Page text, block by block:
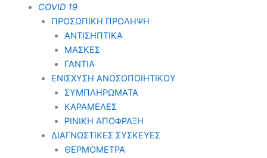
COVID 19
ΠΡΟΣΩΠΙΚΗ ΠΡΟΛΗΨΗ
ΑΝΤΙΣΗΠΤΙΚΑ
ΜΑΣΚΕΣ
ΓΑΝΤΙΑ
ΕΝΙΣΧΥΣΗ ΑΝΟΣΟΠΟΙΗΤΙΚΟΥ
ΣΥΜΠΛΗΡΩΜΑΤΑ
ΚΑΡΑΜΕΛΕΣ
ΡΙΝΙΚΗ ΑΠΟΦΡΑΞΗ
ΔΙΑΓΝΩΣΤΙΚΕΣ ΣΥΣΚΕΥΕΣ
ΘΕΡΜΟΜΕΤΡΑ